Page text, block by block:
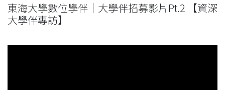
東海大學數位學伴｜大學伴招募影片Pt.2 【資深
大學伴專訪】